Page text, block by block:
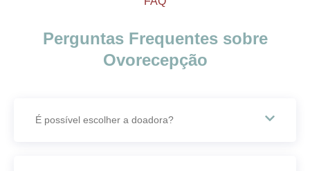
Perguntas Frequentes sobre
Ovorecepção
É possível escolher a doadora?